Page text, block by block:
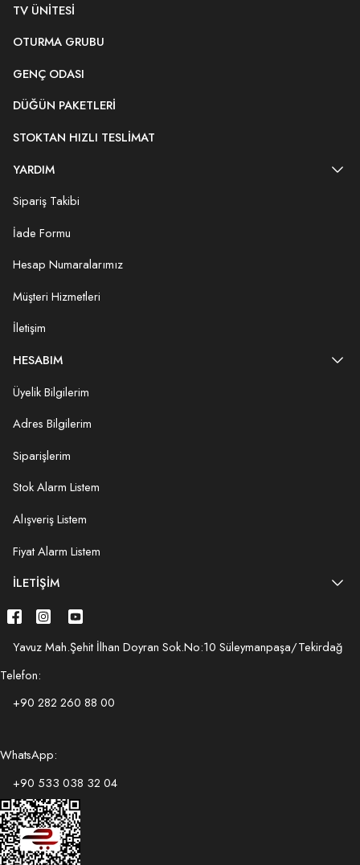
TV ÜNITESI
OTURMA GRUBU
GENÇ ODASI
DÜĞÜN PAKETLERI
STOKTAN HIZLI TESLIMAT
YARDIM
Sipariş Takibi
İade Formu
Hesap Numaralarımız
Müşteri Hizmetleri
İletişim
HESABIM
Üyelik Bilgilerim
Adres Bilgilerim
Siparişlerim
Stok Alarm Listem
Alışveriş Listem
Fiyat Alarm Listem
İLETIŞIM
Yavuz Mah.Şehit İlhan Doyran Sok.No:10 Süleymanpaşa/Tekirdağ
Telefon:
+90 282 260 88 00
WhatsApp:
+90 533 038 32 04